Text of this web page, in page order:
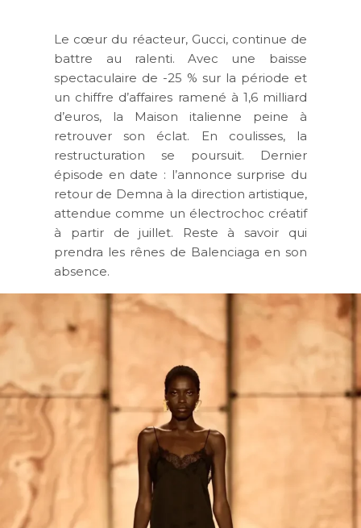
Le cœur du réacteur, Gucci, continue de
battre au ralenti. Avec une baisse
spectaculaire de -25 % sur la période et
un chiffre d’affaires ramené à 1,6 milliard
d’euros, la Maison italienne peine à
retrouver son éclat. En coulisses, la
restructuration se poursuit. Dernier
épisode en date : l’annonce surprise du
retour de Demna à la direction artistique,
attendue comme un électrochoc créatif
à partir de juillet. Reste à savoir qui
prendra les rênes de Balenciaga en son
absence.